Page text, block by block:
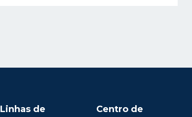
Linhas de
Centro de